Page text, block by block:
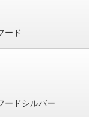
ード
ードシルバー